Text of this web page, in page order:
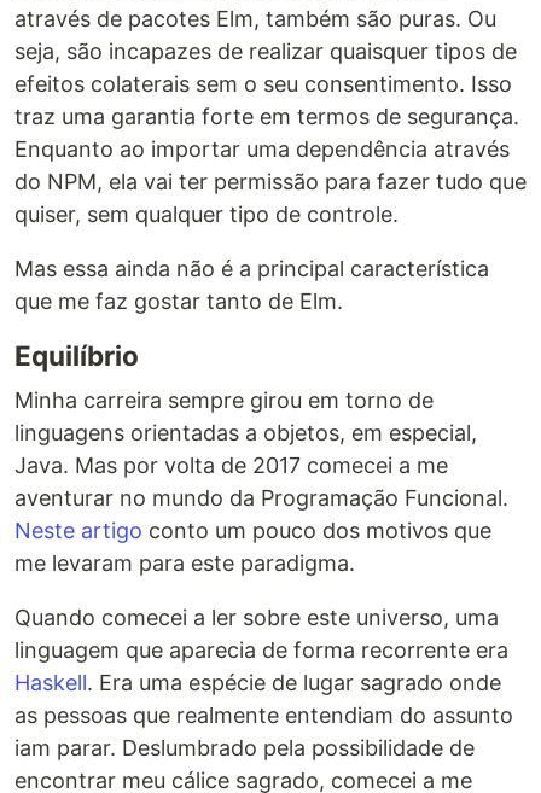
através de pacotes Elm, também são puras. Ou
seja, são incapazes de realizar quaisquer tipos de
efeitos colaterais sem o seu consentimento. Isso
traz uma garantia forte em termos de segurança.
Enquanto ao importar uma dependência através
do NPM, ela vai ter permissão para fazer tudo que
quiser, sem qualquer tipo de controle.
Mas essa ainda não é a principal característica
que me faz gostar tanto de Elm.
Equilíbrio
Minha carreira sempre girou em torno de
linguagens orientadas a objetos, em especial,
Java. Mas por volta de 2017 comecei a me
aventurar no mundo da Programação Funcional.
Neste artigo conto um pouco dos motivos que
me levaram para este paradigma.
Quando comecei a ler sobre este universo, uma
linguagem que aparecia de forma recorrente era
Haskell. Era uma espécie de lugar sagrado onde
as pessoas que realmente entendiam do assunto
iam parar. Deslumbrado pela possibilidade de
encontrar meu cálice sagrado, comecei a me